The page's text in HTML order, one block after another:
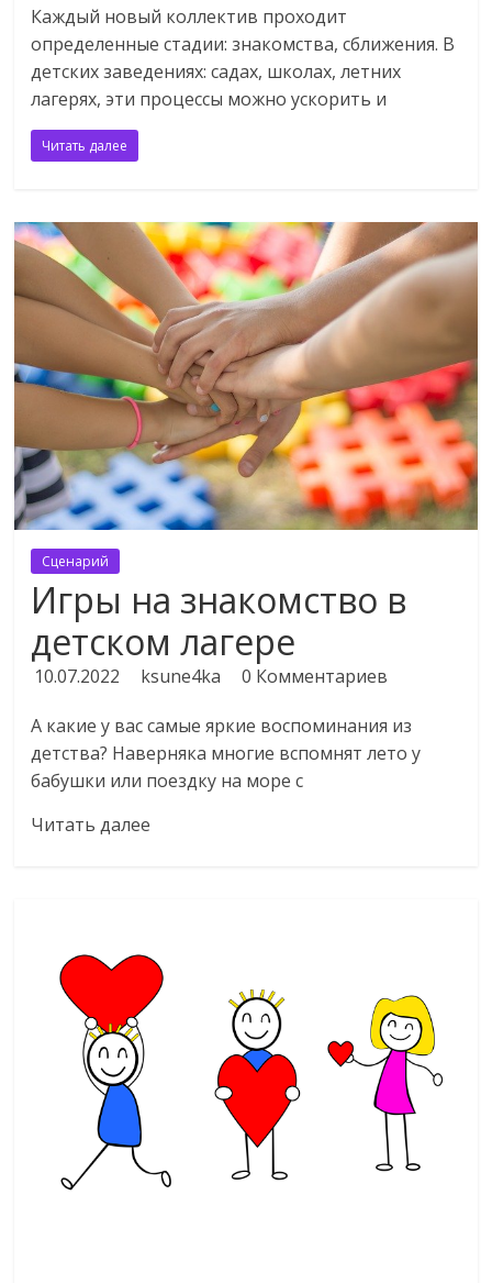
Каждый новый коллектив проходит
определенные стадии: знакомства, сближения. В
детских заведениях: садах, школах, летних
лагерях, эти процессы можно ускорить и
Читать далее
Сценарий
Игры на знакомство в
детском лагере
10.07.2022 ksune4ka 0 Комментариев
А какие у вас самые яркие воспоминания из
детства? Наверняка многие вспомнят лето у
бабушки или поездку на море с
Читать далее